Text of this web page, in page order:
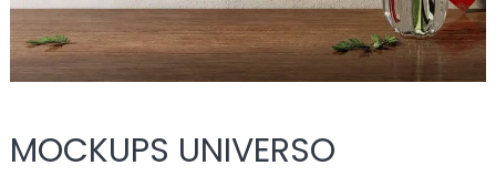
MOCKUPS UNIVERSO